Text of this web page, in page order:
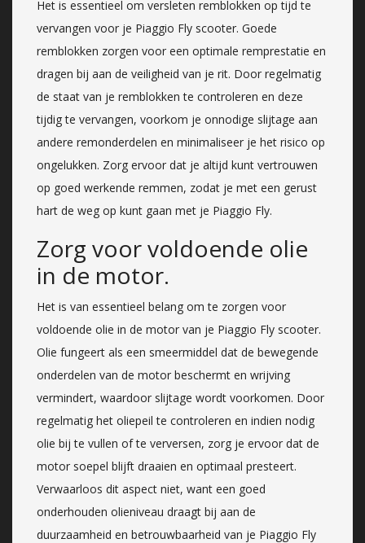
Het is essentieel om versleten remblokken op tijd te
vervangen voor je Piaggio Fly scooter. Goede
remblokken zorgen voor een optimale remprestatie en
dragen bij aan de veiligheid van je rit. Door regelmatig
de staat van je remblokken te controleren en deze
tijdig te vervangen, voorkom je onnodige slijtage aan
andere remonderdelen en minimaliseer je het risico op
ongelukken. Zorg ervoor dat je altijd kunt vertrouwen
op goed werkende remmen, zodat je met een gerust
hart de weg op kunt gaan met je Piaggio Fly.
Zorg voor voldoende olie
in de motor.
Het is van essentieel belang om te zorgen voor
voldoende olie in de motor van je Piaggio Fly scooter.
Olie fungeert als een smeermiddel dat de bewegende
onderdelen van de motor beschermt en wrijving
vermindert, waardoor slijtage wordt voorkomen. Door
regelmatig het oliepeil te controleren en indien nodig
olie bij te vullen of te verversen, zorg je ervoor dat de
motor soepel blijft draaien en optimaal presteert.
Verwaarloos dit aspect niet, want een goed
onderhouden olieniveau draagt bij aan de
duurzaamheid en betrouwbaarheid van je Piaggio Fly